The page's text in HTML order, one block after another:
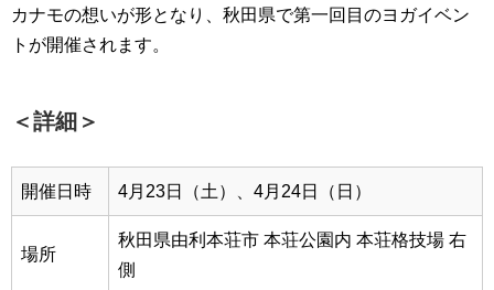
カナモの想いが形となり、秋田県で第一回目のヨガイベン
トが開催されます。
＜詳細＞
開催日時 4月23日（土）、4月24日（日）
場所
秋田県由利本荘市 本荘公園内 本荘格技場 右
側